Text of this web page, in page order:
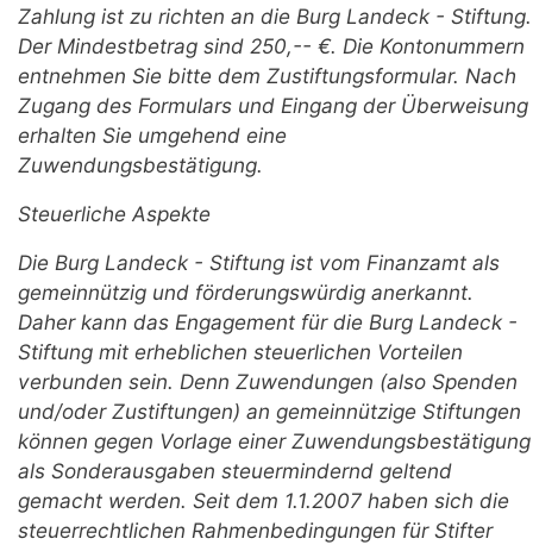
Zahlung ist zu richten an die Burg Landeck - Stiftung.
Der Mindestbetrag sind 250,-- €. Die Kontonummern
entnehmen Sie bitte dem Zustiftungsformular. Nach
Zugang des Formulars und Eingang der Überweisung
erhalten Sie umgehend eine
Zuwendungsbestätigung.
Steuerliche Aspekte
Die Burg Landeck - Stiftung ist vom Finanzamt als
gemeinnützig und förderungswürdig anerkannt.
Daher kann das Engagement für die Burg Landeck -
Stiftung mit erheblichen steuerlichen Vorteilen
verbunden sein. Denn Zuwendungen (also Spenden
und/oder Zustiftungen) an gemeinnützige Stiftungen
können gegen Vorlage einer Zuwendungsbestätigung
als Sonderausgaben steuermindernd geltend
gemacht werden. Seit dem 1.1.2007 haben sich die
steuerrechtlichen Rahmenbedingungen für Stifter